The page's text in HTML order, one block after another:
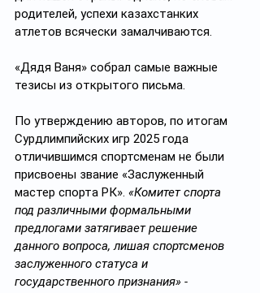
родителей, успехи казахстанких
атлетов всячески замалчиваются.
«Дядя Ваня» собрал самые важные
тезисы из открытого письма.
По утверждению авторов, по итогам
Сурдлимпийских игр 2025 года
отличившимся спортсменам не были
присвоены звание «Заслуженный
мастер спорта РК». «Комитет спорта
под различными формальными
предлогами затягивает решение
данного вопроса, лишая спортсменов
заслуженного статуса и
государственного признания» -